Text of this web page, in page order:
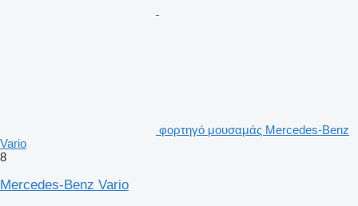
φορτηγό μουσαμάς Mercedes-Benz
Vario
8
Mercedes-Benz Vario